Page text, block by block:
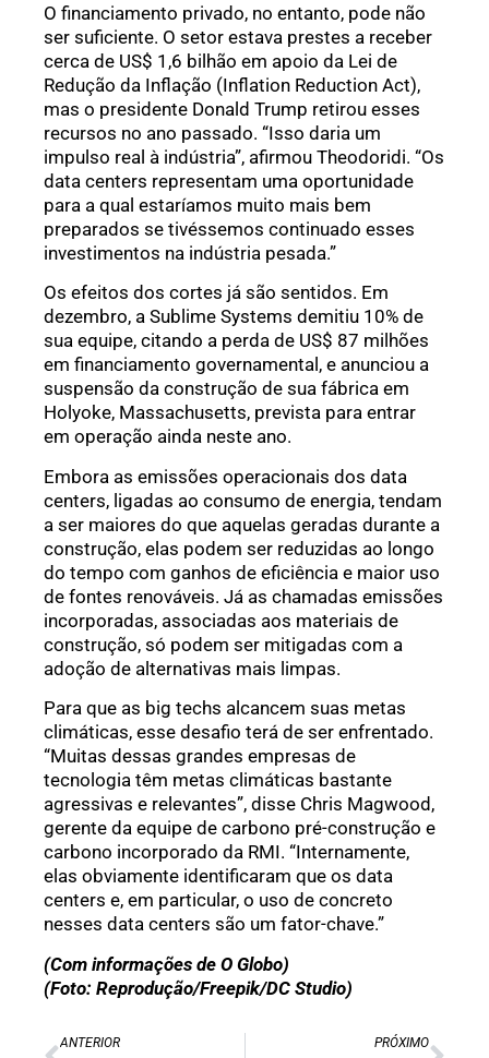
O financiamento privado, no entanto, pode não
ser suficiente. O setor estava prestes a receber
cerca de US$ 1,6 bilhão em apoio da Lei de
Redução da Inflação (Inflation Reduction Act),
mas o presidente Donald Trump retirou esses
recursos no ano passado. “Isso daria um
impulso real à indústria”, afirmou Theodoridi. “Os
data centers representam uma oportunidade
para a qual estaríamos muito mais bem
preparados se tivéssemos continuado esses
investimentos na indústria pesada.”
Os efeitos dos cortes já são sentidos. Em
dezembro, a Sublime Systems demitiu 10% de
sua equipe, citando a perda de US$ 87 milhões
em financiamento governamental, e anunciou a
suspensão da construção de sua fábrica em
Holyoke, Massachusetts, prevista para entrar
em operação ainda neste ano.
Embora as emissões operacionais dos data
centers, ligadas ao consumo de energia, tendam
a ser maiores do que aquelas geradas durante a
construção, elas podem ser reduzidas ao longo
do tempo com ganhos de eficiência e maior uso
de fontes renováveis. Já as chamadas emissões
incorporadas, associadas aos materiais de
construção, só podem ser mitigadas com a
adoção de alternativas mais limpas.
Para que as big techs alcancem suas metas
climáticas, esse desafio terá de ser enfrentado.
“Muitas dessas grandes empresas de
tecnologia têm metas climáticas bastante
agressivas e relevantes”, disse Chris Magwood,
gerente da equipe de carbono pré-construção e
carbono incorporado da RMI. “Internamente,
elas obviamente identificaram que os data
centers e, em particular, o uso de concreto
nesses data centers são um fator-chave.”
(Com informações de O Globo)
(Foto: Reprodução/Freepik/DC Studio)
ANTERIOR PRÓXIMO